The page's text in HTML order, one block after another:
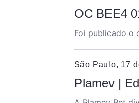
OC BEE4
Foi publicado o
São Paulo, 17
Plamev |